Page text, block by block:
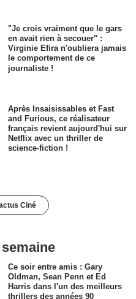
"Je crois vraiment que le gars
en avait rien à secouer" :
Virginie Efira n'oubliera jamais
le comportement de ce
journaliste !
Après Insaisissables et Fast
and Furious, ce réalisateur
français revient aujourd'hui sur
Netflix avec un thriller de
science-fiction !
Ciné
Ce soir entre amis : Gary
Oldman, Sean Penn et Ed
Harris dans l'un des meilleurs
thrillers des années 90